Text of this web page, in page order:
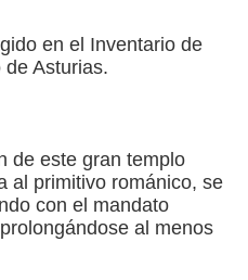
en el Inventario de
Asturias.
de este gran templo
al primitivo románico, se
con el mandato
al menos